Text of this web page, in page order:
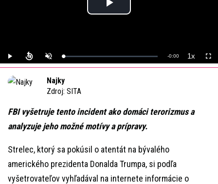
Play
Play UnmuteLoaded:
0%
Remaining
-0:00 1xPlayback
Rate
Najky
Zdroj: SITA
FBI vyšetruje tento incident ako domáci terorizmus a
analyzuje jeho možné motívy a prípravy.
Strelec, ktorý sa pokúsil o atentát na bývalého
amerického prezidenta Donalda Trumpa, si podľa
vyšetrovateľov vyhľadával na internete informácie o